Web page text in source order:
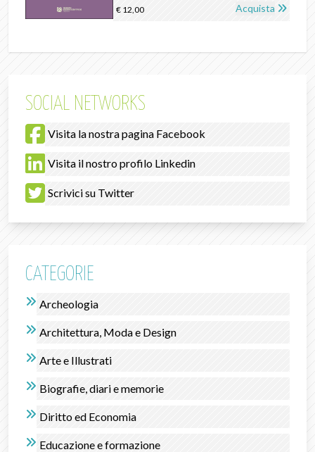
€ 12,00 Acquista
SOCIAL NETWORKS
Visita la nostra pagina Facebook
Visita il nostro profilo Linkedin
Scrivici su Twitter
CATEGORIE
Archeologia
Architettura, Moda e Design
Arte e Illustrati
Biografie, diari e memorie
Diritto ed Economia
Educazione e formazione